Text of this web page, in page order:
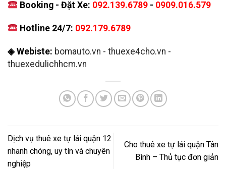
Booking - Đặt Xe: 092.139.6789 - 0909.016.579
Hotline 24/7: 092.179.6789
◈ Webiste: bomauto.vn - thuexe4cho.vn -
thuexedulichhcm.vn
Dịch vụ thuê xe tự lái quận 12
nhanh chóng, uy tín và chuyên
nghiệp
Cho thuê xe tự lái quận Tân
Bình – Thủ tục đơn giản